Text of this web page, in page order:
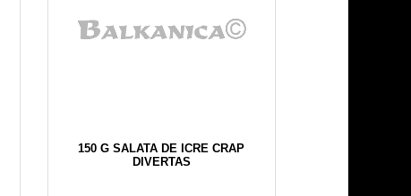
150 G SALATA DE ICRE CRAP
DIVERTAS